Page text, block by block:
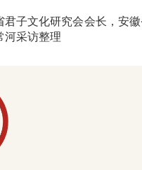
子文化研究会会长，安徽
河采访整理